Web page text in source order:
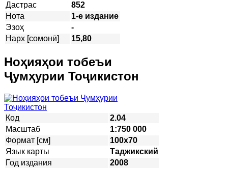
Дастрас
852
Нота
1-е издание
Эзоҳ
-
Нарх [сомонӣ]
15,80
Ноҳияҳои тобеъи
Ҷумҳурии Тоҷикистон
Код
2.04
Масштаб
1:750 000
Формат [см]
100х70
Язык карты
Таджикский
Год издания
2008